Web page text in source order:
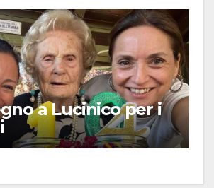
a Lucinico per i